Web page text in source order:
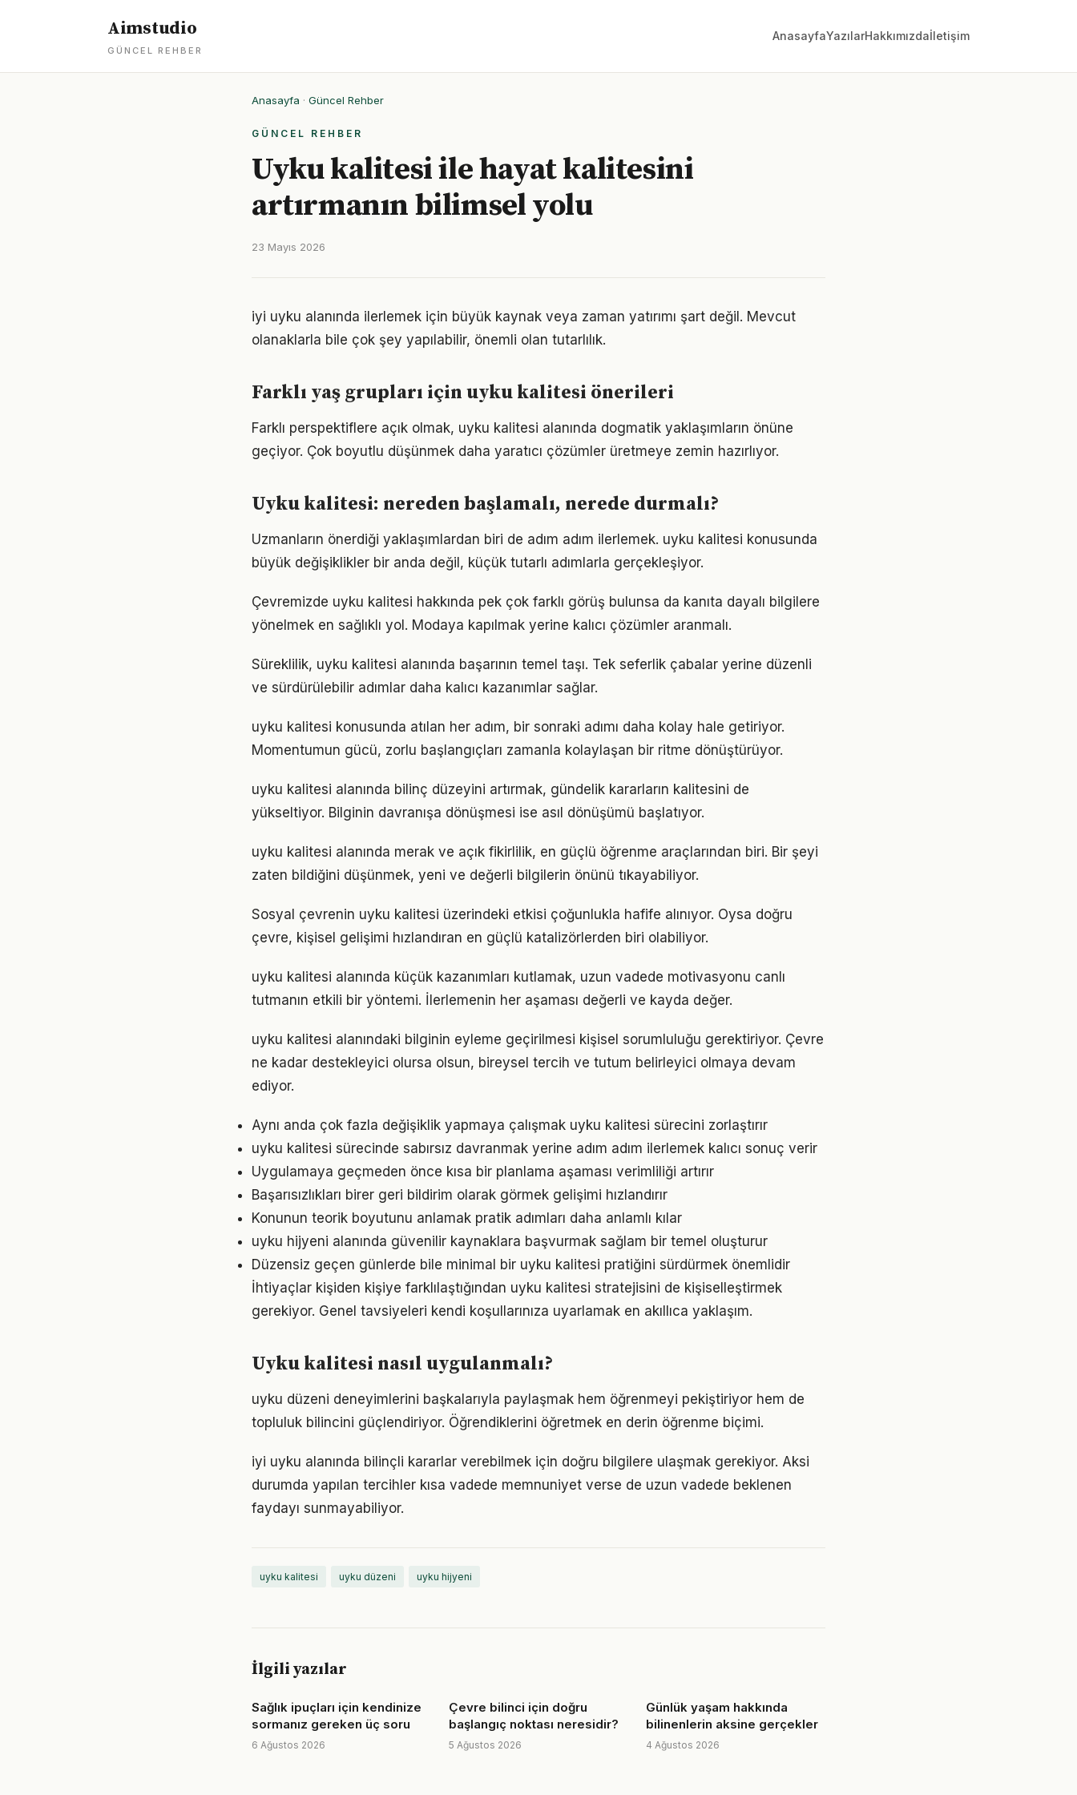
Aimstudio
GÜNCEL REHBER
AnasayfaYazılarHakkımızdaİletişim
Anasayfa · Güncel Rehber
GÜNCEL REHBER
Uyku kalitesi ile hayat kalitesini
artırmanın bilimsel yolu
23 Mayıs 2026
iyi uyku alanında ilerlemek için büyük kaynak veya zaman yatırımı şart değil. Mevcut
olanaklarla bile çok şey yapılabilir, önemli olan tutarlılık.
Farklı yaş grupları için uyku kalitesi önerileri
Farklı perspektiflere açık olmak, uyku kalitesi alanında dogmatik yaklaşımların önüne
geçiyor. Çok boyutlu düşünmek daha yaratıcı çözümler üretmeye zemin hazırlıyor.
Uyku kalitesi: nereden başlamalı, nerede durmalı?
Uzmanların önerdiği yaklaşımlardan biri de adım adım ilerlemek. uyku kalitesi konusunda
büyük değişiklikler bir anda değil, küçük tutarlı adımlarla gerçekleşiyor.
Çevremizde uyku kalitesi hakkında pek çok farklı görüş bulunsa da kanıta dayalı bilgilere
yönelmek en sağlıklı yol. Modaya kapılmak yerine kalıcı çözümler aranmalı.
Süreklilik, uyku kalitesi alanında başarının temel taşı. Tek seferlik çabalar yerine düzenli
ve sürdürülebilir adımlar daha kalıcı kazanımlar sağlar.
uyku kalitesi konusunda atılan her adım, bir sonraki adımı daha kolay hale getiriyor.
Momentumun gücü, zorlu başlangıçları zamanla kolaylaşan bir ritme dönüştürüyor.
uyku kalitesi alanında bilinç düzeyini artırmak, gündelik kararların kalitesini de
yükseltiyor. Bilginin davranışa dönüşmesi ise asıl dönüşümü başlatıyor.
uyku kalitesi alanında merak ve açık fikirlilik, en güçlü öğrenme araçlarından biri. Bir şeyi
zaten bildiğini düşünmek, yeni ve değerli bilgilerin önünü tıkayabiliyor.
Sosyal çevrenin uyku kalitesi üzerindeki etkisi çoğunlukla hafife alınıyor. Oysa doğru
çevre, kişisel gelişimi hızlandıran en güçlü katalizörlerden biri olabiliyor.
uyku kalitesi alanında küçük kazanımları kutlamak, uzun vadede motivasyonu canlı
tutmanın etkili bir yöntemi. İlerlemenin her aşaması değerli ve kayda değer.
uyku kalitesi alanındaki bilginin eyleme geçirilmesi kişisel sorumluluğu gerektiriyor. Çevre
ne kadar destekleyici olursa olsun, bireysel tercih ve tutum belirleyici olmaya devam
ediyor.
Aynı anda çok fazla değişiklik yapmaya çalışmak uyku kalitesi sürecini zorlaştırır
uyku kalitesi sürecinde sabırsız davranmak yerine adım adım ilerlemek kalıcı sonuç verir
Uygulamaya geçmeden önce kısa bir planlama aşaması verimliliği artırır
Başarısızlıkları birer geri bildirim olarak görmek gelişimi hızlandırır
Konunun teorik boyutunu anlamak pratik adımları daha anlamlı kılar
uyku hijyeni alanında güvenilir kaynaklara başvurmak sağlam bir temel oluşturur
Düzensiz geçen günlerde bile minimal bir uyku kalitesi pratiğini sürdürmek önemlidir
İhtiyaçlar kişiden kişiye farklılaştığından uyku kalitesi stratejisini de kişiselleştirmek
gerekiyor. Genel tavsiyeleri kendi koşullarınıza uyarlamak en akıllıca yaklaşım.
Uyku kalitesi nasıl uygulanmalı?
uyku düzeni deneyimlerini başkalarıyla paylaşmak hem öğrenmeyi pekiştiriyor hem de
topluluk bilincini güçlendiriyor. Öğrendiklerini öğretmek en derin öğrenme biçimi.
iyi uyku alanında bilinçli kararlar verebilmek için doğru bilgilere ulaşmak gerekiyor. Aksi
durumda yapılan tercihler kısa vadede memnuniyet verse de uzun vadede beklenen
faydayı sunmayabiliyor.
uyku kalitesi uyku düzeni uyku hijyeni
İlgili yazılar
Sağlık ipuçları için kendinize
sormanız gereken üç soru
6 Ağustos 2026
Çevre bilinci için doğru
başlangıç noktası neresidir?
5 Ağustos 2026
Günlük yaşam hakkında
bilinenlerin aksine gerçekler
4 Ağustos 2026